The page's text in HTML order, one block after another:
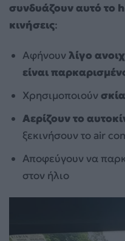
συνδυάζουν αυτό το
κινήσεις:
Αφήνουνλίγο
είναι
Χρησιμοποιούν
Αερίζουν το
ξεκινήσουν το air
Αποφεύγουν να
στον ήλιο